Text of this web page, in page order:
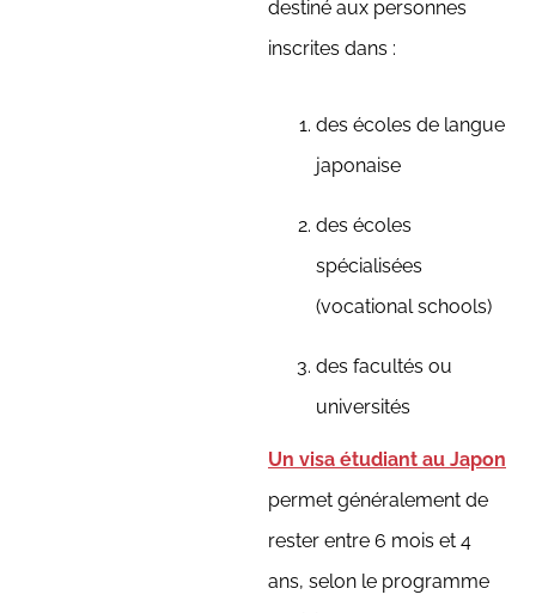
destiné aux personnes
inscrites dans :
des écoles de langue
japonaise
des écoles
spécialisées
(vocational schools)
des facultés ou
universités
Un visa étudiant au Japon
permet généralement de
rester entre 6 mois et 4
ans, selon le programme